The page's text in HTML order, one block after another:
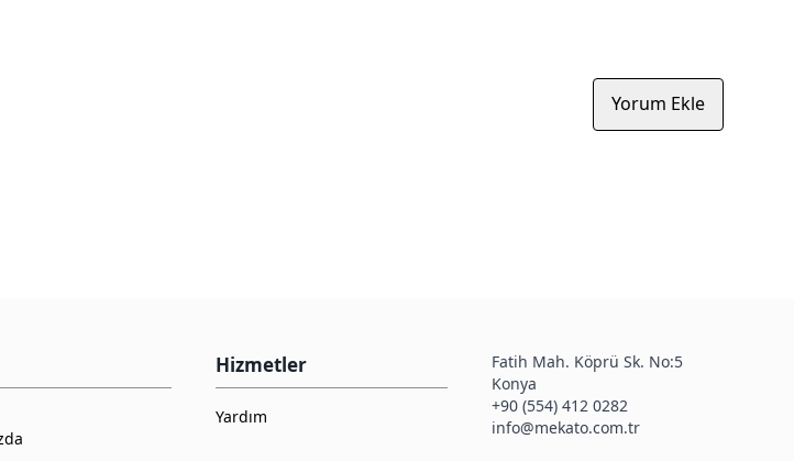
Yorum Ekle
Hizmetler
Yardım
Fatih Mah. Köprü Sk. No:5
Konya
+90 (554) 412 0282
info@mekato.com.tr